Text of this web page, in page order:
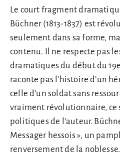
Le court fragment
Büchner (1813-1837) est
seulement dans sa forme,
contenu. Il ne respecte pas
dramatiques du début du
raconte pas l’histoire d’un
celle d’un soldat sans
vraiment révolutionnaire, ce
politiques de l’auteur.
Messager hessois », un
renversement de la